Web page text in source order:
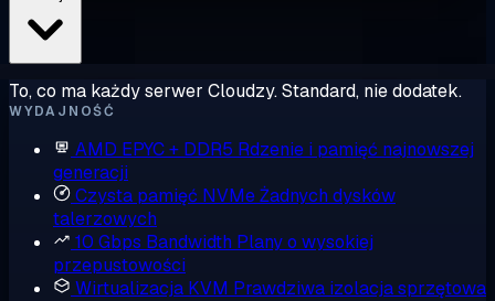
To, co ma każdy serwer Cloudzy. Standard, nie dodatek.
WYDAJNOŚĆ
AMD EPYC + DDR5 Rdzenie i pamięć najnowszej
generacji
Czysta pamięć NVMeŻadnych dysków
talerzowych
10 Gbps Bandwidth Plany o wysokiej
przepustowości
Wirtualizacja KVM Prawdziwa izolacja sprzętowa